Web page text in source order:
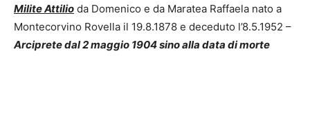
Milite Attilio da Domenico e da Maratea Raffaela nato a
Montecorvino Rovella il 19.8.1878 e deceduto l’8.5.1952 –
Arciprete dal 2 maggio 1904 sino alla data di morte